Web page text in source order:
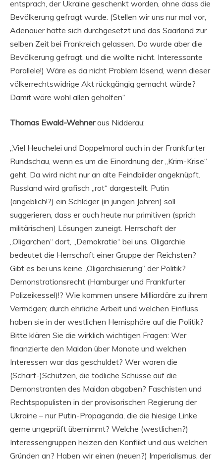
entsprach, der Ukraine geschenkt worden, ohne dass die
Bevölkerung gefragt wurde. (Stellen wir uns nur mal vor,
Adenauer hätte sich durchgesetzt und das Saarland zur
selben Zeit bei Frankreich gelassen. Da wurde aber die
Bevölkerung gefragt, und die wollte nicht. Interessante
Parallele!) Wäre es da nicht Problem lösend, wenn dieser
völkerrechtswidrige Akt rückgängig gemacht würde?
Damit wäre wohl allen geholfen“
Thomas Ewald-Wehneraus Nidderau:
„Viel Heuchelei und Doppelmoral auch in der Frankfurter
Rundschau, wenn es um die Einordnung der „Krim-Krise“
geht. Da wird nicht nur an alte Feindbilder angeknüpft.
Russland wird grafisch „rot“ dargestellt. Putin
(angeblich!?) ein Schläger (in jungen Jahren) soll
suggerieren, dass er auch heute nur primitiven (sprich
militärischen) Lösungen zuneigt. Herrschaft der
„Oligarchen“ dort, „Demokratie“ bei uns. Oligarchie
bedeutet die Herrschaft einer Gruppe der Reichsten?
Gibt es bei uns keine „Oligarchisierung“ der Politik?
Demonstrationsrecht (Hamburger und Frankfurter
Polizeikessel)!? Wie kommen unsere Milliardäre zu ihrem
Vermögen; durch ehrliche Arbeit und welchen Einfluss
haben sie in der westlichen Hemisphäre auf die Politik?
Bitte klären Sie die wirklich wichtigen Fragen: Wer
finanzierte den Maidan über Monate und welchen
Interessen war das geschuldet? Wer waren die
(Scharf-)Schützen, die tödliche Schüsse auf die
Demonstranten des Maidan abgaben? Faschisten und
Rechtspopulisten in der provisorischen Regierung der
Ukraine – nur Putin-Propaganda, die die hiesige Linke
gerne ungeprüft übernimmt? Welche (westlichen?)
Interessengruppen heizen den Konflikt und aus welchen
Gründen an? Haben wir einen (neuen?) Imperialismus, der